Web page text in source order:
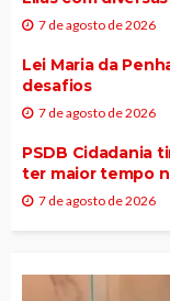
7 de agosto de 2026
Lei Maria da
desafios
7 de agosto de 2026
PSDB Cidadania
ter maior tempo
7 de agosto de 2026